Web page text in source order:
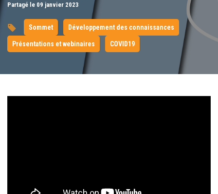
Partagé le 09 janvier 2023
Sommet Développement des connaissances
Présentations et webinaires COVID19